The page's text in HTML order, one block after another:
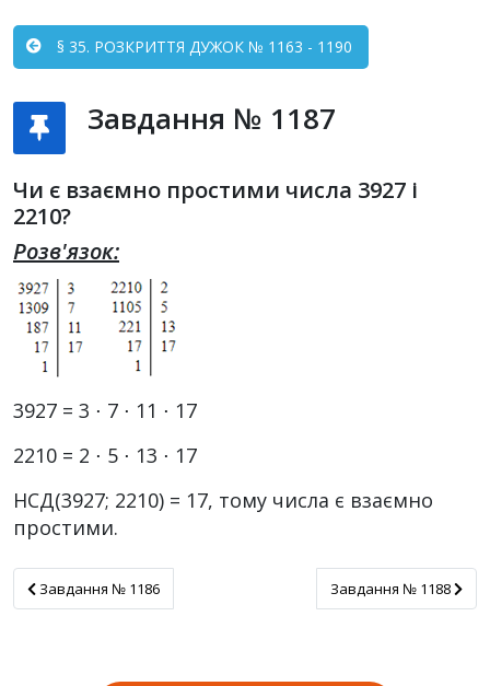
§ 35. РОЗКРИТТЯ ДУЖОК № 1163 - 1190
Завдання № 1187
Чи є взаємно простими числа 3927 і
2210?
Розв'язок:
3927 = 3 ⋅ 7 ⋅ 11 ⋅ 17
2210 = 2 ⋅ 5 ⋅ 13 ⋅ 17
НСД(3927; 2210) = 17, тому числа є взаємно
простими.
Завдання № 1186
Завдання № 1186 Завдання № 1188
Завдання № 1188